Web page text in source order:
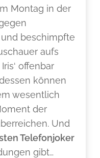
Montag in der
beschimpfte
aufs
offenbar
können
wesentlich
der
Und
Telefonjoker
gibt…